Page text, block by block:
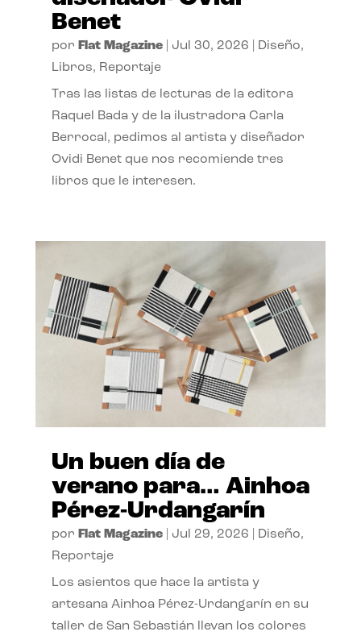
Benet
por Flat Magazine| Jul 30, 2026 Diseño,
Libros, Reportaje
Tras las listas de lecturas de la editora
Raquel Bada y de la ilustradora Carla
Berrocal, pedimos al artista y diseñador
Ovidi Benet que nos recomiende tres
libros que le interesen.
Un buen día de
verano para… Ainhoa
Pérez-Urdangarín
por Flat Magazine| Jul 29, 2026 Diseño,
Reportaje
Los asientos que hace la artista y
artesana Ainhoa Pérez-Urdangarín en su
taller de San Sebastián llevan los colores